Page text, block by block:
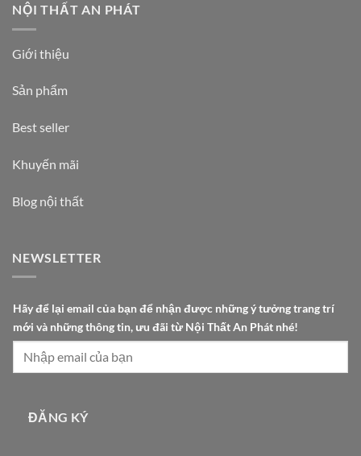
NỘI THẤT AN PHÁT
Giới thiệu
Sản phẩm
Best seller
Khuyến mãi
Blog nội thất
NEWSLETTER
n
Hãy để lại email của bạn để nhận được những ý tưởng trang trí
mới và những thông tin, ưu đãi từ Nội Thất An Phát nhé!
ĐĂNG KÝ